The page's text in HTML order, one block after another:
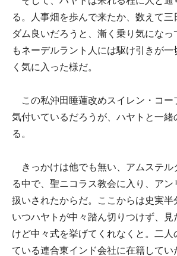
る。人事畑を歩んで来たか、数えて
ダム良いだろうと、漸く乗り気になっ
もネーデルラント人には駆け引きが一
く気に入った様だ。
この私沖田睡蓮改めスイレン・コー
気付いているだろうが、ハヤトと一緒
る。
きっかけは他でも無い、アムステル
る中で、聖ニコラス教会に入り、ア
扱いされたからだ。ここからは史実半
いつハヤトが中々踏ん切りつけず、見
けど中々式を挙げてくれなくと。二人
ている連合東インド会社に在籍してい